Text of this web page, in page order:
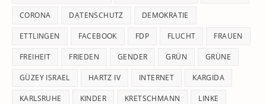
CORONA DATENSCHUTZ DEMOKRATIE
ETTLINGEN FACEBOOK FDP FLUCHT FRAUEN
FREIHEIT FRIEDEN GENDER GRÜN GRÜNE
GÜZEY ISRAEL HARTZ IV INTERNET KARGIDA
KARLSRUHE KINDER KRETSCHMANN LINKE